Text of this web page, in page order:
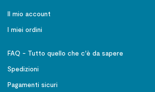
Il mio account
I miei ordini
FAQ - Tutto quello che c'è da sapere
Spedizioni
Pagamenti sicuri